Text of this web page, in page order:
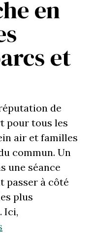
en
et
réputation de
pour tous les
air et familles
commun. Un
une séance
passer à côté
plus
Ici,